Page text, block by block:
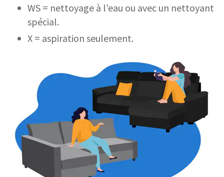
WS = nettoyage à l'eau ou avec un nettoyant
spécial.
X = aspiration seulement.